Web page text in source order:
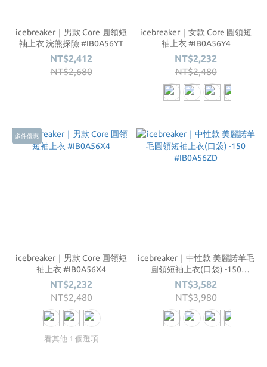
icebreaker｜男款 Core 圓領短
袖上衣 浣熊探險 #IB0A56YT
NT$2,412
NT$2,680
icebreaker｜女款 Core 圓領短
袖上衣 #IB0A56Y4
NT$2,232
NT$2,480
多件優惠
icebreaker｜男款 Core 圓領短
袖上衣 #IB0A56X4
NT$2,232
NT$2,480
看其他 1 個選項
icebreaker｜中性款 美麗諾羊毛
圓領短袖上衣(口袋) -150
#IB0A56ZD
NT$3,582
NT$3,980